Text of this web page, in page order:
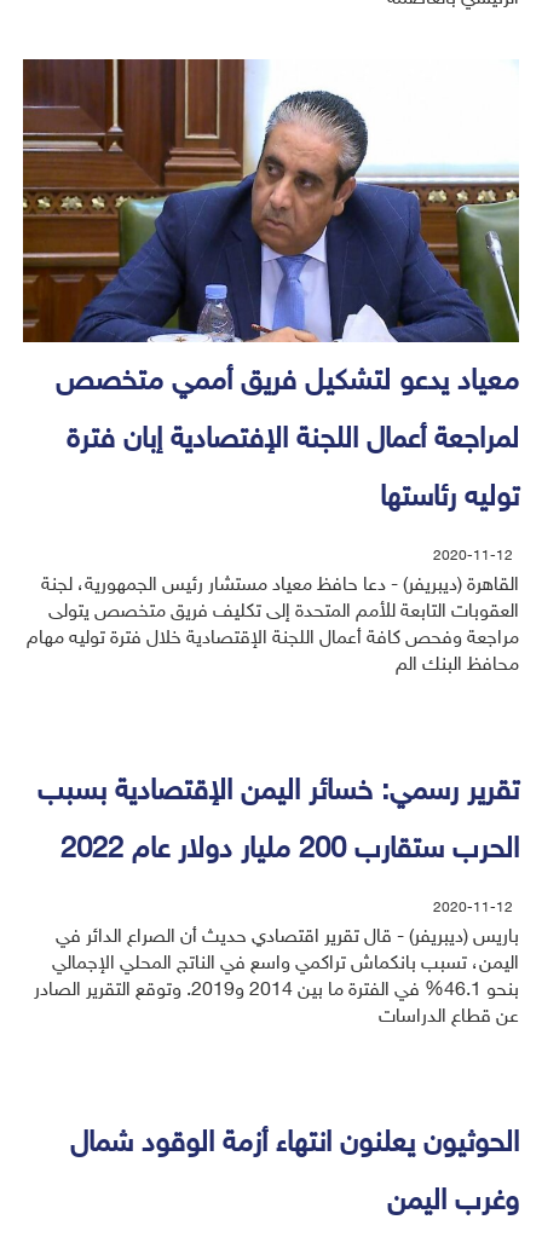
معياد يدعو لتشكيل فريق أممي متخصص
لمراجعة أعمال اللجنة الإفتصادية إبان فترة
توليه رئاستها
2020-11-12
القاهرة (ديبريفر) - دعا حافظ معياد مستشار رئيس الجمهورية، لجنة
العقوبات التابعة للأمم المتحدة إلى تكليف فريق متخصص يتولى
مراجعة وفحص كافة أعمال اللجنة الإقتصادية خلال فترة توليه مهام
محافظ البنك الم
تقرير رسمي: خسائر اليمن الإقتصادية بسبب
الحرب ستقارب 200 مليار دولار عام 2022
2020-11-12
باريس (ديبريفر) - قال تقرير اقتصادي حديث أن الصراع الدائر في
اليمن، تسبب بانكماش تراكمي واسع في الناتج المحلي الإجمالي
بنحو 46.1% في الفترة ما بين 2014 و2019. وتوقع التقرير الصادر
عن قطاع الدراسات
الحوثيون يعلنون انتهاء أزمة الوقود شمال
وغرب اليمن